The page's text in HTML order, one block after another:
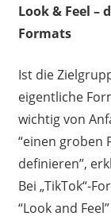
Look & Feel –
Formats
Ist die
eigentliche
wichtig von
“einen groben
definieren”,
Bei „TikTok“-
“Look and